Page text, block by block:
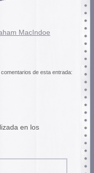
MacIndoe
de esta entrada:
en los